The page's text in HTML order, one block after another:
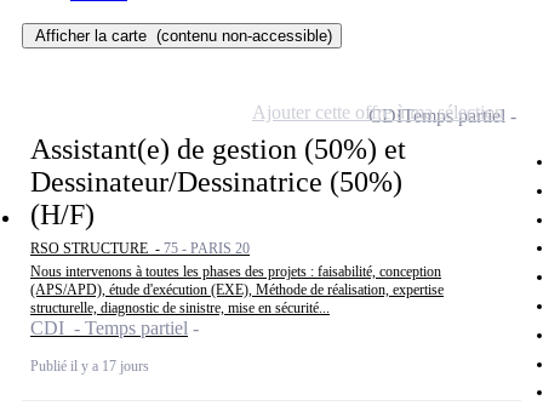
Afficher la carte (contenu non-accessible)
Assistant(e) de gestion (50%) et
Dessinateur/Dessinatrice (50%)
(H/F)
RSO STRUCTURE - 75 - PARIS 20
Nous intervenons à toutes les phases des projets : faisabilité, conception
(APS/APD), étude d'exécution (EXE), Méthode de réalisation, expertise
structurelle, diagnostic de sinistre, mise en sécurité...
CDI - Temps partiel
Publié il y a 17 jours
CDITemps partiel
Ajouter cette offre à ma sélection